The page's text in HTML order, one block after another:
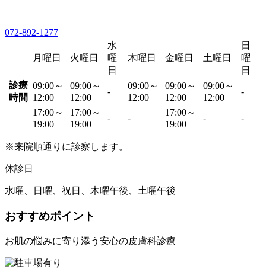
072-892-1277
月曜日 火曜日
水
曜
日
木曜日 金曜日 土曜日
日
曜
日
診療
時間
09:00～
12:00
09:00～
12:00
-
09:00～
12:00
09:00～
12:00
09:00～
12:00
-
17:00～
19:00
17:00～
19:00
- -
17:00～
19:00
- -
※来院順通りに診察します。
休診日
水曜、日曜、祝日、木曜午後、土曜午後
おすすめポイント
お肌の悩みに寄り添う安心の皮膚科診療